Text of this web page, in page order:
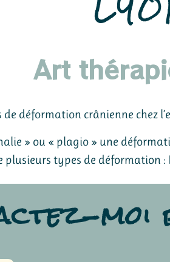
Art
de déformation crânienne chez
» ou « plagio » une
plusieurs types de déformation
moi